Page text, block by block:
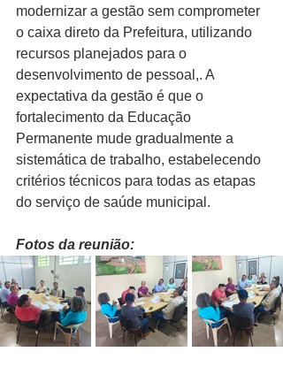
modernizar a gestão sem comprometer
o caixa direto da Prefeitura, utilizando
recursos planejados para o
desenvolvimento de pessoal,. A
expectativa da gestão é que o
fortalecimento da Educação
Permanente mude gradualmente a
sistemática de trabalho, estabelecendo
critérios técnicos para todas as etapas
do serviço de saúde municipal.
Fotos da reunião: